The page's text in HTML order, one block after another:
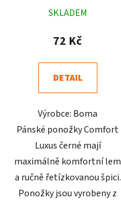
hodnocení
produktu
4,7
z
hvězdiček.
SKLADEM
72 Kč
DETAIL
Výrobce: Boma
Pánské ponožky Comfort
Luxus černé mají
maximálně komfortní lem
a ručně řetízkovanou špici.
Ponožky jsou vyrobeny z